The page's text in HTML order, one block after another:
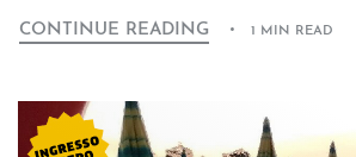
CONTINUE READING 1 MIN READ